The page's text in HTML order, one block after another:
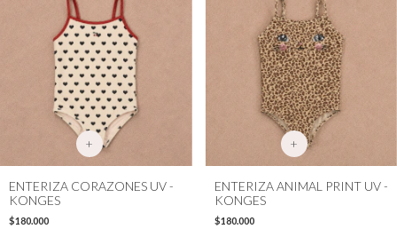
+
ENTERIZA CORAZONES UV -
KONGES
$180.000
+
ENTERIZA ANIMAL PRINT UV -
KONGES
$180.000